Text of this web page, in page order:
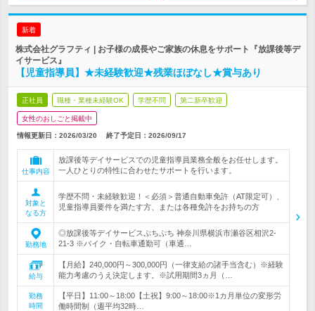
新着
株式会社グラフティ | お子様の成長やご家族の休息をサポート『放課後等デ
イサービス』
【児童指導員】★未経験歓迎★残業ほぼなし★賞与あり
正社員 職種・業種未経験OK 学歴不問 第二新卒歓迎
女性のおしごと掲載中
情報更新日：2026/03/20 終了予定日： 2026/09/17
仕事内容
放課後等デイサービスでの児童指導員業務全般をお任せします。
一人ひとりの特性に合わせたサポートを行います。
対象と
なる方
学歴不問・未経験歓迎！＜必須＞普通自動車免許（AT限定可）、
児童指導員要件を満たす方、または各種免許をお持ちの方
勤務地
◎放課後等デイサービスぷちぷち 神奈川県横浜市瀬谷区相沢2-
21-3 ※バイク・自転車通勤可（車通…
給与
【月給】240,000円～300,000円（一律支給の諸手当含む）※経験
能力考慮のうえ決定します。※試用期間3ヵ月（…
勤務
時間
【平日】11:00～18:00【土祝】9:00～18:00※1カ月単位の変形労
働時間制（週平均32時…